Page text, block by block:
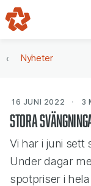
Gå till navigering
Gå till innehåll
Nyheter
16 JUNI 2022 3
Stora
Vi har i juni sett
Under dagar
spotpriser i